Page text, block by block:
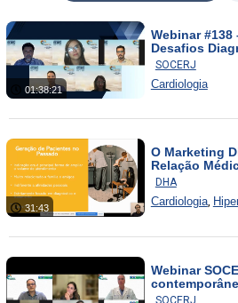
01:38:21
Webinar
Desafios
SOCERJ
Cardiologia
31:43
O Marketing
Relação
DHA
Cardiologia,
Webinar
insuficiência
SOCERJ